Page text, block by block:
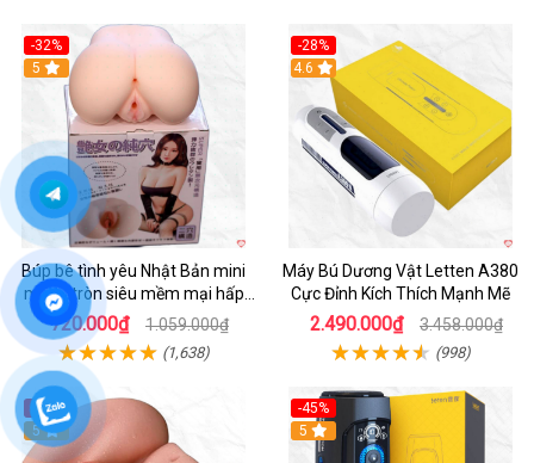
-32%
Hot
5
Búp bê tình yêu Nhật Bản mini
mông tròn siêu mềm mại hấp
dẫn
720.000₫ 1.059.000₫
(1,638)
-28%
Hot
4.6
Máy Bú Dương Vật Letten A380
Cực Đỉnh Kích Thích Mạnh Mẽ
2.490.000₫ 3.458.000₫
(998)
-19%
Hot
5
-45%
Hot
5